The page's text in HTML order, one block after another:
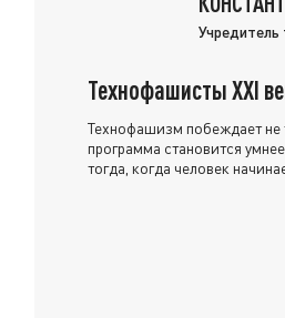
Учредитель
Технофашисты XXI
Технофашизм побеждает не
программа становится
тогда, когда человек